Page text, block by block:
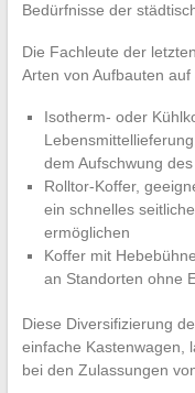
Bedürfnisse der
Die Fachleute der
Arten von Aufbauten
Isotherm- oder
dem Aufschwung
Rolltor-Koffer,
ein schnelles
ermöglichen
Koffer mit
an Standorten ohne
Diese Diversifizierung
einfache Kastenwagen,
bei den Zulassungen